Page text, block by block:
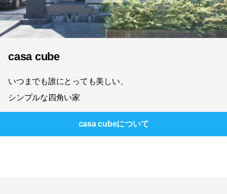
casa cube
いつまでも誰にとっても美しい、
シンプルな四角い家
casa cubeについて